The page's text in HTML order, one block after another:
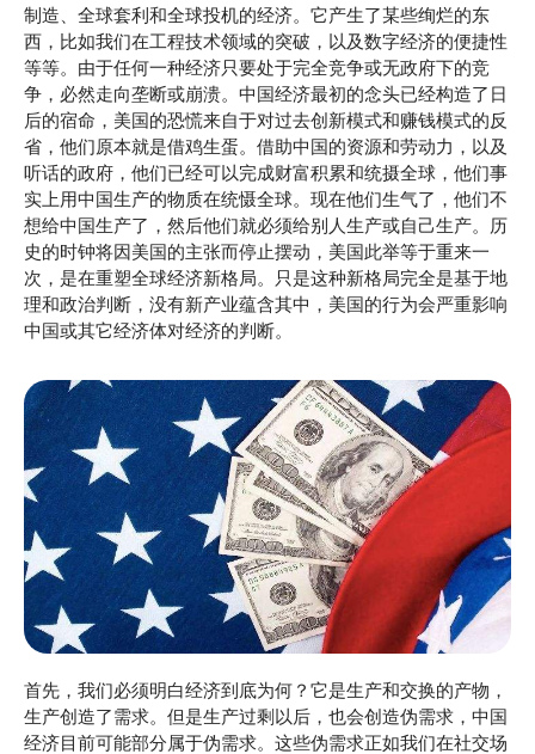
制造、全球套利和全球投机的经济。它产生了某些绚烂的东
西，比如我们在工程技术领域的突破，以及数字经济的便捷性
等等。由于任何一种经济只要处于完全竞争或无政府下的竞
争，必然走向垄断或崩溃。中国经济最初的念头已经构造了日
后的宿命，美国的恐慌来自于对过去创新模式和赚钱模式的反
省，他们原本就是借鸡生蛋。借助中国的资源和劳动力，以及
听话的政府，他们已经可以完成财富积累和统摄全球，他们事
实上用中国生产的物质在统慑全球。现在他们生气了，他们不
想给中国生产了，然后他们就必须给别人生产或自己生产。历
史的时钟将因美国的主张而停止摆动，美国此举等于重来一
次，是在重塑全球经济新格局。只是这种新格局完全是基于地
理和政治判断，没有新产业蕴含其中，美国的行为会严重影响
中国或其它经济体对经济的判断。
首先，我们必须明白经济到底为何？它是生产和交换的产物，
生产创造了需求。但是生产过剩以后，也会创造伪需求，中国
经济目前可能部分属于伪需求。这些伪需求正如我们在社交场